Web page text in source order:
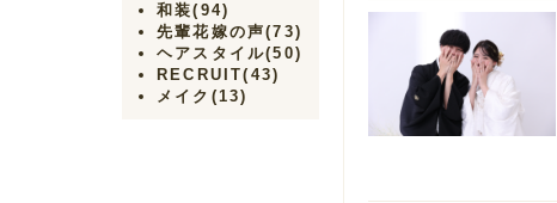
和装(94)
先輩花嫁の声(73)
ヘアスタイル(50)
RECRUIT(43)
メイク (13)